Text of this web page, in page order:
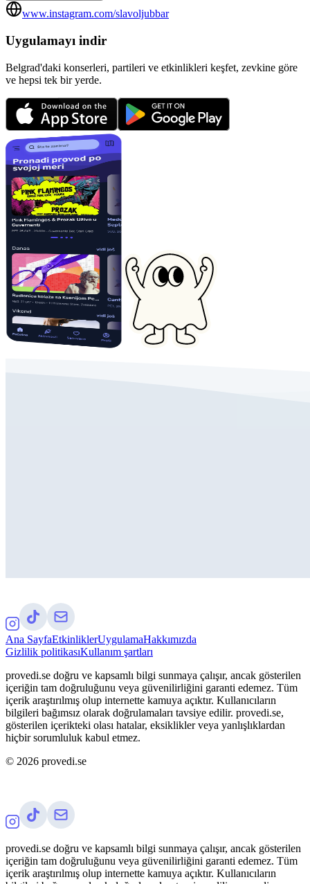
www.instagram.com/slavoljubbar
Uygulamayı indir
Belgrad'daki konserleri, partileri ve etkinlikleri keşfet, zevkine göre
ve hepsi tek bir yerde.
Ana SayfaEtkinliklerUygulamaHakkımızda
Gizlilik politikasıKullanım şartları
provedi.se doğru ve kapsamlı bilgi sunmaya çalışır, ancak gösterilen
içeriğin tam doğruluğunu veya güvenilirliğini garanti edemez. Tüm
içerik araştırılmış olup internette kamuya açıktır. Kullanıcıların
bilgileri bağımsız olarak doğrulamaları tavsiye edilir. provedi.se,
gösterilen içerikteki olası hatalar, eksiklikler veya yanlışlıklardan
hiçbir sorumluluk kabul etmez.
© 2026 provedi.se
provedi.se doğru ve kapsamlı bilgi sunmaya çalışır, ancak gösterilen
içeriğin tam doğruluğunu veya güvenilirliğini garanti edemez. Tüm
içerik araştırılmış olup internette kamuya açıktır. Kullanıcıların